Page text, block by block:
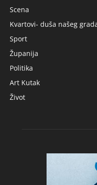
Scena
Kvartovi- duša našeg
Sport
Županija
Politika
Art Kutak
Život